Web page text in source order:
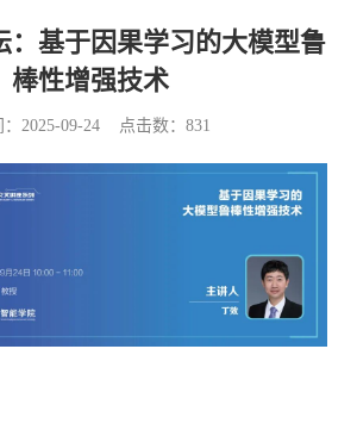
：基于因果学习的大模型鲁
棒性增强技术
：2025-09-24 点击数： 831